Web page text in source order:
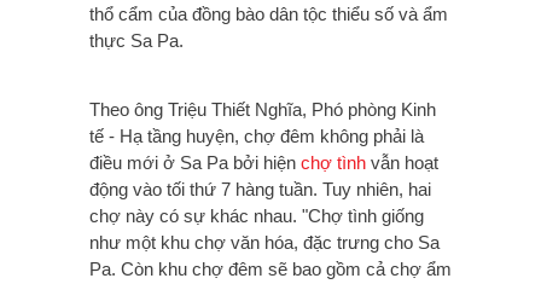
thổ cẩm của đồng bào dân tộc thiểu số và ẩm
thực Sa Pa.
Theo ông Triệu Thiết Nghĩa, Phó phòng Kinh
tế - Hạ tầng huyện, chợ đêm không phải là
điều mới ở Sa Pa bởi hiện chợ tình vẫn hoạt
động vào tối thứ 7 hàng tuần. Tuy nhiên, hai
chợ này có sự khác nhau. "Chợ tình giống
như một khu chợ văn hóa, đặc trưng cho Sa
Pa. Còn khu chợ đêm sẽ bao gồm cả chợ ẩm